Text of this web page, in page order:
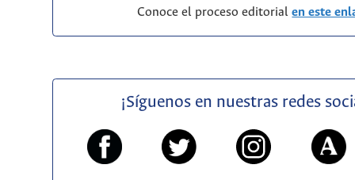
Conoce el proceso editorialen este
¡Síguenos en nuestras redes